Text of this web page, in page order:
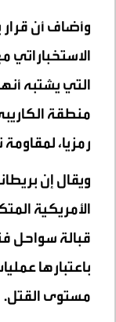
وأضاف أن قرار
الاستخباراتي
التي يشتبه
منطقة
رمزيا، لمقاومة
ويقال إن
الأمريكية
قبالة سواحل
باعتبارها
مستوى القتل.